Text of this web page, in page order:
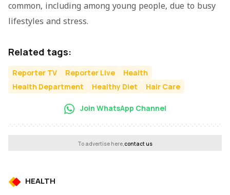
common, including among young people, due to busy
lifestyles and stress.
Related tags:
Reporter TV Reporter Live
Health
Health Department
Healthy Diet Hair Care
Join WhatsApp Channel
To advertise here,contact us
HEALTH